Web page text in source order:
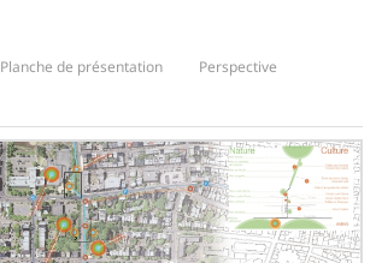
Planche de présentation
Perspective